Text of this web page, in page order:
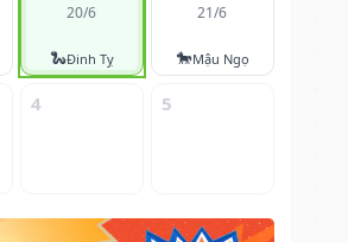
20/6
🐍Đinh Tỵ
21/6
🐎Mậu Ngọ
4 5